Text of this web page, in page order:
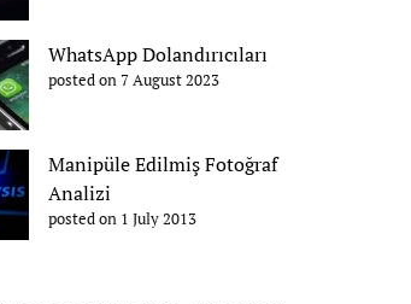
WhatsApp Dolandırıcıları
posted on 7 August 2023
Manipüle Edilmiş Fotoğraf
Analizi
posted on 1 July 2013